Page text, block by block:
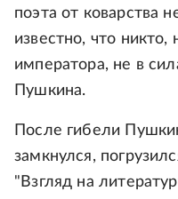
поэта от коварства
известно, что
императора, не в
Пушкина.
После гибели
замкнулся,
"Взгляд на